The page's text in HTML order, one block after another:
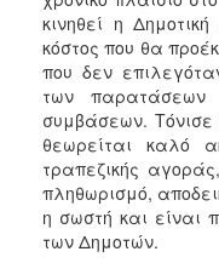
κινηθεί η
κόστος που θα
που δεν
των
συμβάσεων. Τόνισε
θεωρείται καλό
τραπεζικής
πληθωρισμό,
η σωστή και είναι
των Δημοτών.